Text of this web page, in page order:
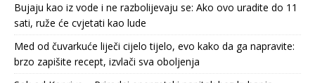
Bujaju kao iz vode i ne razbolijevaju se: Ako ovo uradite do 11
sati, ruže će cvjetati kao lude
Med od čuvarkuće liječi cijelo tijelo, evo kako da ga napravite:
brzo zapišite recept, izvlači sva oboljenja